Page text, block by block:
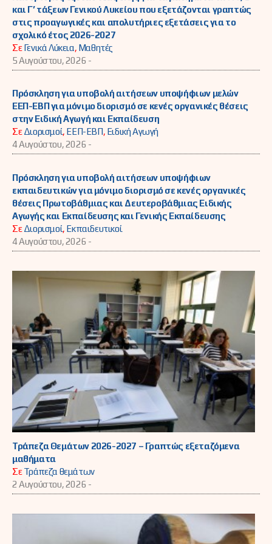
και Γ’ τάξεων Γενικού Λυκείου που εξετάζονται γραπτώς
στις προαγωγικές και απολυτήριες εξετάσεις για το
σχολικό έτος 2026-2027
ΣεΓενικά Λύκεια, Μαθητές
5 Αυγούστου, 2026 -
Πρόσκληση για υποβολή αιτήσεων υποψήφιων μελών
ΕΕΠ-ΕΒΠ για μόνιμο διορισμό σε κενές οργανικές θέσεις
στην Ειδική Αγωγή και Εκπαίδευση
ΣεΔιορισμοί, ΕΕΠ-ΕΒΠ, Ειδική Αγωγή
4 Αυγούστου, 2026 -
Πρόσκληση για υποβολή αιτήσεων υποψήφιων
εκπαιδευτικών για μόνιμο διορισμό σε κενές οργανικές
θέσεις Πρωτοβάθμιας και Δευτεροβάθμιας Ειδικής
Αγωγής και Εκπαίδευσης και Γενικής Εκπαίδευσης
ΣεΔιορισμοί, Εκπαιδευτικοί
4 Αυγούστου, 2026 -
Τράπεζα Θεμάτων 2026-2027 – Γραπτώς εξεταζόμενα
μαθήματα
ΣεΤράπεζα θεμάτων
2 Αυγούστου, 2026 -